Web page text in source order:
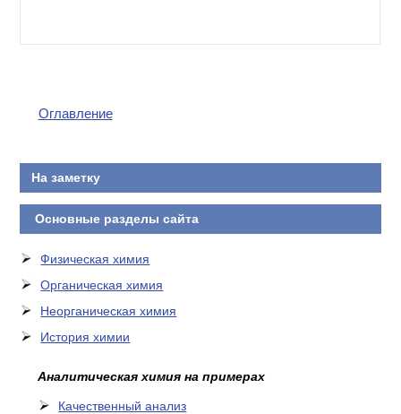
Оглавление
На заметку
Основные разделы сайта
Физическая химия
Органическая химия
Неорганическая химия
История химии
Аналитическая химия на примерах
Качественный анализ